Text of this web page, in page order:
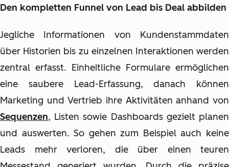
Den kompletten Funnel von Lead bis Deal abbilden
Jegliche Informationen von Kundenstammdaten
über Historien bis zu einzelnen Interaktionen werden
zentral erfasst. Einheitliche Formulare ermöglichen
eine saubere Lead-Erfassung, danach können
Marketing und Vertrieb ihre Aktivitäten anhand von
Sequenzen, Listen sowie Dashboards gezielt planen
und auswerten. So gehen zum Beispiel auch keine
Leads mehr verloren, die über einen teuren